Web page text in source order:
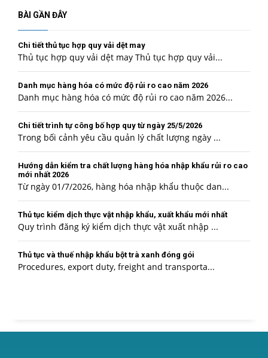
BÀI GẦN ĐÂY
Chi tiết thủ tục hợp quy vải dệt may
Thủ tục hợp quy vải dệt may Thủ tục hợp quy vải...
Danh mục hàng hóa có mức độ rủi ro cao năm 2026
Danh mục hàng hóa có mức độ rủi ro cao năm 2026...
Chi tiết trình tự công bố hợp quy từ ngày 25/5/2026
Trong bối cảnh yêu cầu quản lý chất lượng ngày ...
Hướng dẫn kiểm tra chất lượng hàng hóa nhập khẩu rủi ro cao
mới nhất 2026
Từ ngày 01/7/2026, hàng hóa nhập khẩu thuộc dan...
Thủ tục kiểm dịch thực vật nhập khẩu, xuất khẩu mới nhất
Quy trình đăng ký kiểm dịch thực vật xuất nhập ...
Thủ tục và thuế nhập khẩu bột trà xanh đóng gói
Procedures, export duty, freight and transporta...